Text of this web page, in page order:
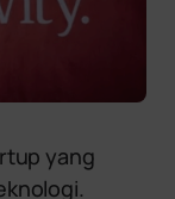
yang